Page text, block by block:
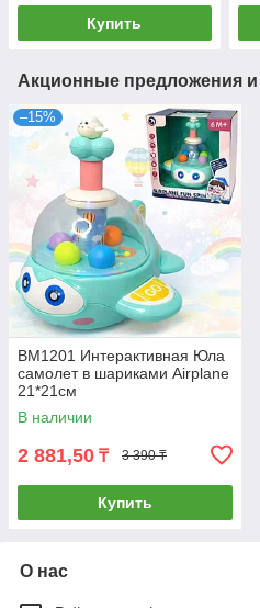
Купить
Акционные предложения и
–15%
BM1201 Интерактивная Юла
самолет в шариками Airplane
21*21см
В наличии
2 881,50 ₸ 3 390 ₸
Купить
О нас